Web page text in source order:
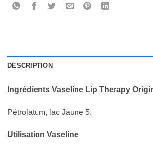
DESCRIPTION
Ingrédients Vaseline Lip Therapy
Pétrolatum, lac Jaune 5.
Utilisation Vaseline